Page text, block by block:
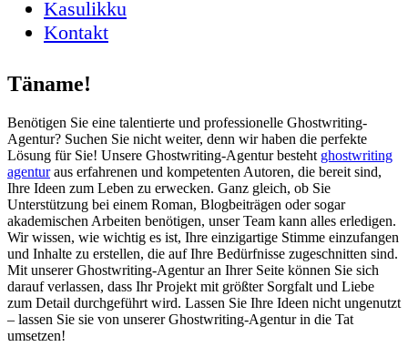
Kasulikku
Kontakt
Täname!
Benötigen Sie eine talentierte und professionelle Ghostwriting-
Agentur? Suchen Sie nicht weiter, denn wir haben die perfekte
Lösung für Sie! Unsere Ghostwriting-Agentur besteht ghostwriting
agenturaus erfahrenen und kompetenten Autoren, die bereit sind,
Ihre Ideen zum Leben zu erwecken. Ganz gleich, ob Sie
Unterstützung bei einem Roman, Blogbeiträgen oder sogar
akademischen Arbeiten benötigen, unser Team kann alles erledigen.
Wir wissen, wie wichtig es ist, Ihre einzigartige Stimme einzufangen
und Inhalte zu erstellen, die auf Ihre Bedürfnisse zugeschnitten sind.
Mit unserer Ghostwriting-Agentur an Ihrer Seite können Sie sich
darauf verlassen, dass Ihr Projekt mit größter Sorgfalt und Liebe
zum Detail durchgeführt wird. Lassen Sie Ihre Ideen nicht ungenutzt
– lassen Sie sie von unserer Ghostwriting-Agentur in die Tat
umsetzen!